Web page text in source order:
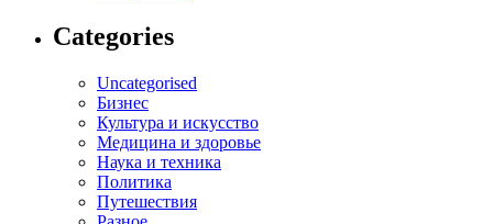
Categories
Uncategorised
Бизнес
Культура и искусство
Медицина и здоровье
Наука и техника
Политика
Путешествия